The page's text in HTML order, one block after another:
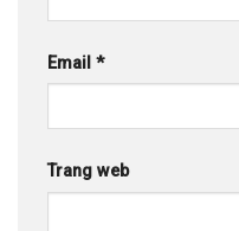
Email *
Trang web